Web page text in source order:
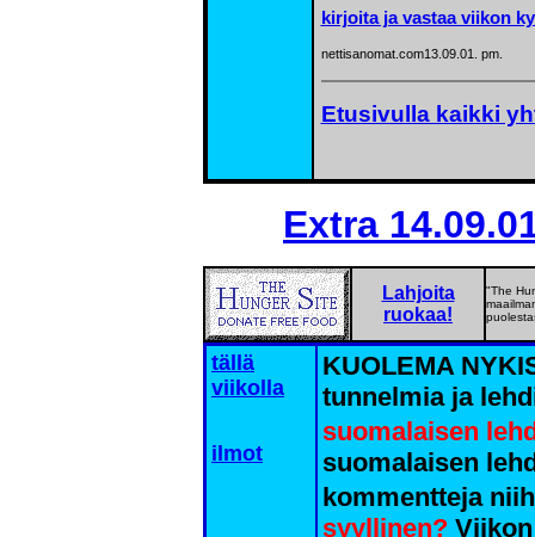
kirjoita ja vastaa viikon
nettisanomat.com13.09.01. pm.
Etusivulla kaikki
Extra
Lahjoita
ruokaa!
"The
tällä
viikolla
ilmot
KUOLEMA
tunnelmia ja
suomalaisen
suomalaisen
kommentteja
syyllinen?